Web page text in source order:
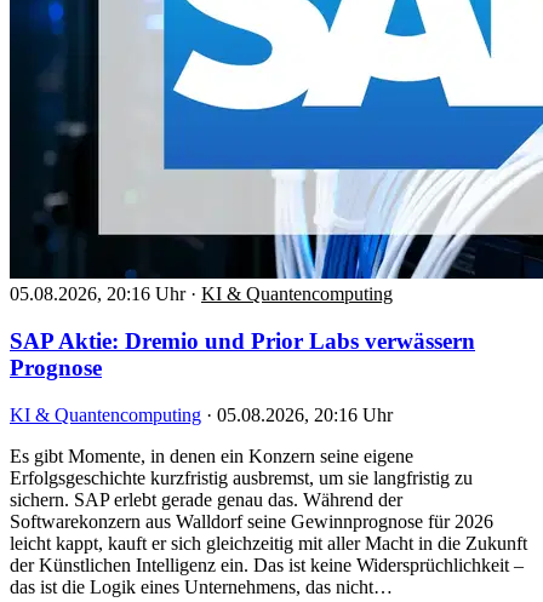
05.08.2026, 20:16 Uhr · KI & Quantencomputing
SAP Aktie: Dremio und Prior Labs verwässern
Prognose
KI & Quantencomputing · 05.08.2026, 20:16 Uhr
Es gibt Momente, in denen ein Konzern seine eigene
Erfolgsgeschichte kurzfristig ausbremst, um sie langfristig zu
sichern. SAP erlebt gerade genau das. Während der
Softwarekonzern aus Walldorf seine Gewinnprognose für 2026
leicht kappt, kauft er sich gleichzeitig mit aller Macht in die Zukunft
der Künstlichen Intelligenz ein. Das ist keine Widersprüchlichkeit –
das ist die Logik eines Unternehmens, das nicht…